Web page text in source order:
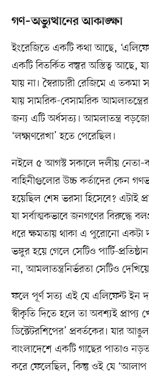
গণ–অভ্যুত্থানের আকাঙ্ক্ষা
ইংরেজিতে একটি কথা আছে,
একটি বিতর্কিত বস্তুর অস্তিত্ব আছে,
যায় না। স্বৈরাচারী রেজিমে এ তকমা
যায় সামরিক-বেসামরিক
জন্য এটি অর্ধসত্য। আমলাতন্ত্র
‘লক্ষ্মণরেখা’ হতে পেরেছিল।
নইলে ৫ আগস্ট সকালে দলীয়
বাহিনীগুলোর উচ্চ কর্তাদের কেন
হয়েছিল শেষ ভরসা হিসেবে? এটাই
যা সর্বাত্মকভাবে জনগণের বিরুদ্ধে
ধরে ক্ষমতায় থাকা এ পুরোনো একটা
ভঙ্গুর হয়ে গেলে সেটিও পার্টি-
না, আমলাতন্ত্রনির্ভরতা সেটিও
ফলে পূর্ণ সত্য এই যে এলিফেন্ট ইন
স্বীকৃতি দিতে হলে তা অবশ্যই প্রাপ্য
ডিক্টেটরশিপের’ প্রবর্তকের। যার
বাংলাদেশে একটি গাছের পাতাও
করে ফেলেছিল, কিন্তু ওই যে ‘আলাপ